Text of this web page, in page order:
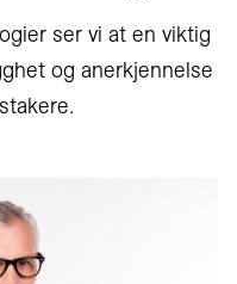
ser vi at en viktig
og anerkjennelse